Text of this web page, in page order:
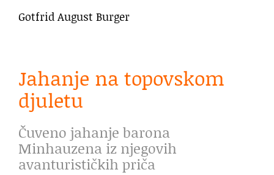
Gotfrid August Burger
Jahanje na topovskom
djuletu
Čuveno jahanje barona
Minhauzena iz njegovih
avanturističkih priča